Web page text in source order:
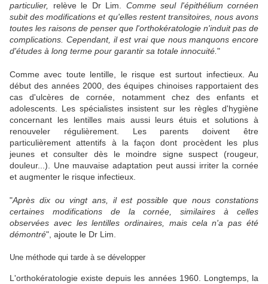
particulier,
relève le Dr Lim. Comme seul l'épithélium cornéen
subit des modifications et qu'elles restent transitoires, nous avons
toutes les raisons de penser que l'orthokératologie n'induit pas de
complications. Cependant, il est vrai que nous manquons encore
d'études à long terme pour garantir sa totale innocuité. "
Comme avec toute lentille, le risque est surtout infectieux. Au
début des années 2000, des équipes chinoises rapportaient des
cas d'ulcères de cornée, notamment chez des enfants et
adolescents. Les spécialistes insistent sur les règles d'hygiène
concernant les lentilles mais aussi leurs étuis et solutions à
renouveler régulièrement. Les parents doivent être
particulièrement attentifs à la façon dont procèdent les plus
jeunes et consulter dès le moindre signe suspect (rougeur,
douleur...). Une mauvaise adaptation peut aussi irriter la cornée
et augmenter le risque infectieux.
"Après dix ou vingt ans, il est possible que nous constations
certaines modifications de la cornée, similaires à celles
observées avec les lentilles ordinaires, mais cela n'a pas été
démontré", ajoute le Dr Lim.
Une méthode qui tarde à se développer
L'orthokératologie existe depuis les années 1960. Longtemps, la